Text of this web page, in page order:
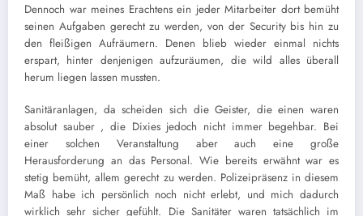
Dennoch war meines Erachtens ein jeder Mitarbeiter dort bemüht
seinen Aufgaben gerecht zu werden, von der Security bis hin zu
den fleißigen Aufräumern. Denen blieb wieder einmal nichts
erspart, hinter denjenigen aufzuräumen, die wild alles überall
herum liegen lassen mussten.
Sanitäranlagen, da scheiden sich die Geister, die einen waren
absolut sauber , die Dixies jedoch nicht immer begehbar. Bei
einer solchen Veranstaltung aber auch eine große
Herausforderung an das Personal. Wie bereits erwähnt war es
stetig bemüht, allem gerecht zu werden. Polizeipräsenz in diesem
Maß habe ich persönlich noch nicht erlebt, und mich dadurch
wirklich sehr sicher gefühlt. Die Sanitäter waren tatsächlich im